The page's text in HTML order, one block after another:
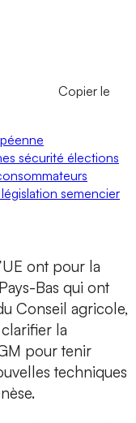
Copier le
sécurité élections
législation semencier
ont pour la
Bas qui ont
Conseil agricole,
la
pour tenir
techniques